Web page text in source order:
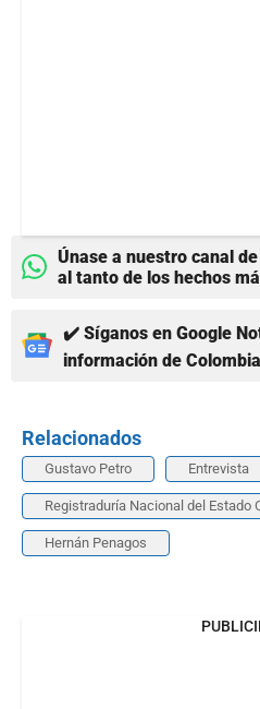
Únase a nuestro canal
al tanto de los hechos
✔️ Síganos en Google
información de
Relacionados
Gustavo Petro Entrevista
Registraduría Nacional del Estado
Hernán Penagos